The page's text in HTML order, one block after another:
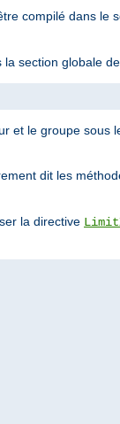
compilé dans le
la section globale
et le groupe sous
dit les
la directive